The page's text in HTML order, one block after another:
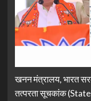
खनन मंत्रालय, भारत
तत्परता सूचकांक